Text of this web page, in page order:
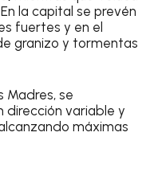
En la capital se prevén
fuertes y en el
granizo y tormentas
Madres, se
dirección variable y
máximas